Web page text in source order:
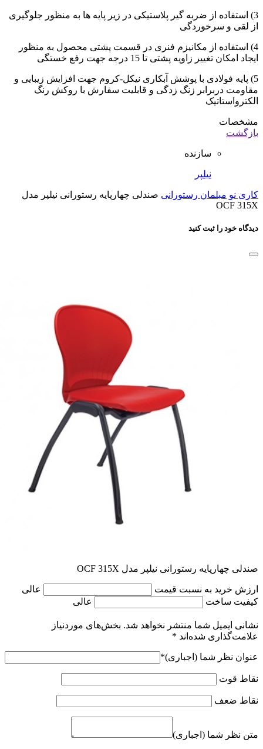
3) استفاده از ضربه گیر پلاستیکی در زیر پایه ها به منظور جلوگیری
از لقی و سرخوردگی
4) استفاده از مکانیزم فنری در قسمت پشتی محصول به منظور
ایجاد امکان تغییر زاویه پشتی تا 15 درجه جهت رفع خستگی
5) پایه فولادی با پوشش آبکاری نیکل-کروم جهت افزایش زیبایی و
مقاومت دربرابر زنگ زدگی و قابلیت سفارش با روکش رنگ
الکترواستاتیک
مشخصات
بازگشت
سازنده
نیلپر
کاری نو مبلمان رستورانی صندلی چهارپایه رستورانی نیلپر مدل
OCF 315X
دیدگاه خود را ثبت کنید
صندلی چهارپایه رستورانی نیلپر مدل OCF 315X
ارزش خرید به نسبت قیمت
عالی
کیفیت ساخت
عالی
نشانی ایمیل شما منتشر نخواهد شد. بخش‌های موردنیاز
علامت‌گذاری شده‌اند *
عنوان نظر شما (اجباری)*
نقاط قوت
نقاط ضعف
متن نظر شما (اجباری)